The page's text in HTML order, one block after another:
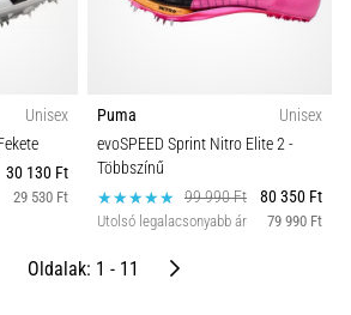
Unisex
30 130 Ft
29 530 Ft
Puma
Unisex
evoSPEED Sprint Nitro Elite 2-
Többszínű
99 990 Ft
80 350 Ft
Utolsó legalacsonyabb ár 79 990 Ft
Oldalak: 1 - 11 Következő